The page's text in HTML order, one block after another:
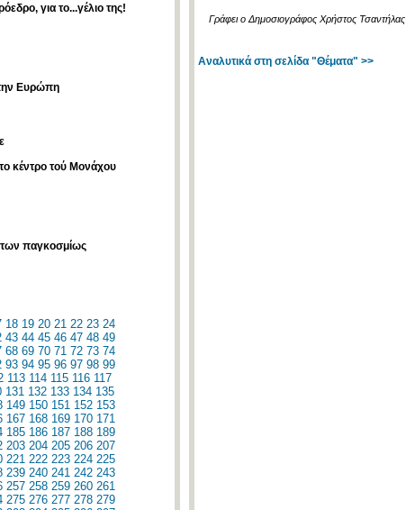
για το...γέλιο της!
Ευρώπη
κέντρο τού Μονάχου
παγκοσμίως
18 19 20 21 22 23 24
43 44 45 46 47 48 49
68 69 70 71 72 73 74
93 94 95 96 97 98 99
113 114 115 116 117
131 132 133 134 135
149 150 151 152 153
167 168 169 170 171
185 186 187 188 189
203 204 205 206 207
221 222 223 224 225
239 240 241 242 243
257 258 259 260 261
275 276 277 278 279
Γράφει ο Δημοσιογράφος Χρήστος Τσαντήλας
Αναλυτικά στη σελίδα "Θέματα" >>